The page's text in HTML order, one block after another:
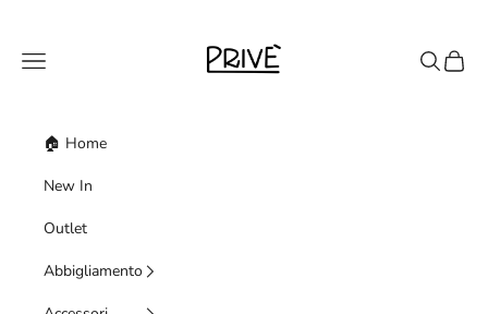
Menù
Cerca
🏠 Home
New In
Outlet
Abbigliamento